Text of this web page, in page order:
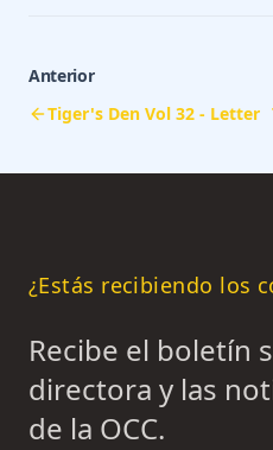
Anterior
Tiger's Den Vol 32 - Letter
¿Estás recibiendo los
Recibe el boletín
directora y las
de la OCC.